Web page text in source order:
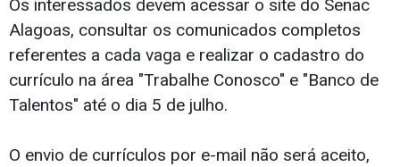
Os interessados devem acessar o site do Senac
Alagoas, consultar os comunicados completos
referentes a cada vaga e realizar o cadastro do
currículo na área "Trabalhe Conosco" e "Banco de
Talentos" até o dia 5 de julho.
O envio de currículos por e-mail não será aceito,